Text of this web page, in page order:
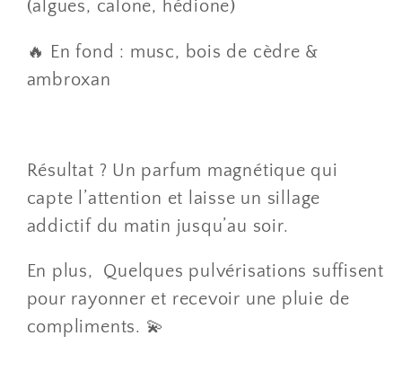
(algues, calone, hédione)
🔥 En fond : musc, bois de cèdre &
ambroxan
Résultat ? Un parfum magnétique qui
capte l’attention et laisse un sillage
addictif du matin jusqu’au soir.
En plus, Quelques pulvérisations suffisent
pour rayonner et recevoir une pluie de
compliments. 💫